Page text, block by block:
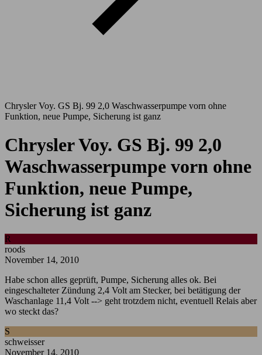
Chrysler Voy. GS Bj. 99 2,0 Waschwasserpumpe vorn ohne
Funktion, neue Pumpe, Sicherung ist ganz
Chrysler Voy. GS Bj. 99 2,0
Waschwasserpumpe vorn ohne
Funktion, neue Pumpe,
Sicherung ist ganz
R
roods
November 14, 2010
Habe schon alles geprüft, Pumpe, Sicherung alles ok. Bei
eingeschalteter Zündung 2,4 Volt am Stecker, bei betätigung der
Waschanlage 11,4 Volt --> geht trotzdem nicht, eventuell Relais aber
wo steckt das?
S
schweisser
November 14, 2010